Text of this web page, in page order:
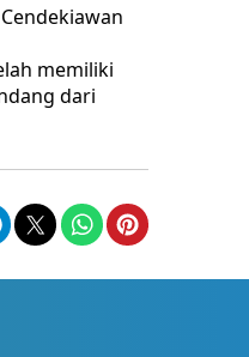
memiliki
dari